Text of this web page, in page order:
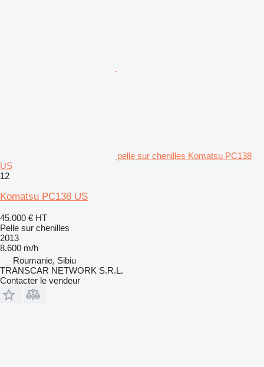
pelle sur chenilles Komatsu PC138
US
12
Komatsu PC138 US
45.000 € HT
Pelle sur chenilles
2013
8.600 m/h
Roumanie, Sibiu
TRANSCAR NETWORK S.R.L.
Contacter le vendeur